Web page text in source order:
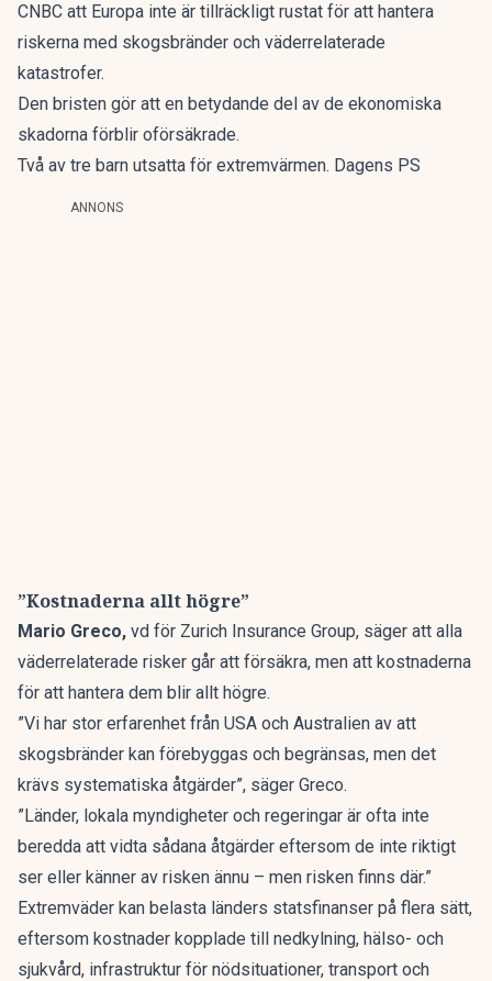
CNBC att Europa inte är tillräckligt rustat för att hantera
riskerna med skogsbränder och väderrelaterade
katastrofer.
Den bristen gör att en betydande del av de ekonomiska
skadorna förblir oförsäkrade.
Två av tre barn utsatta för extremvärmen. Dagens PS
ANNONS
”Kostnaderna allt högre”
Mario Greco, vd för Zurich Insurance Group, säger att alla
väderrelaterade risker går att försäkra, men att kostnaderna
för att hantera dem blir allt högre.
”Vi har stor erfarenhet från USA och Australien av att
skogsbränder kan förebyggas och begränsas, men det
krävs systematiska åtgärder”, säger Greco.
”Länder, lokala myndigheter och regeringar är ofta inte
beredda att vidta sådana åtgärder eftersom de inte riktigt
ser eller känner av risken ännu – men risken finns där.”
Extremväder kan belasta länders statsfinanser på flera sätt,
eftersom kostnader kopplade till nedkylning, hälso- och
sjukvård, infrastruktur för nödsituationer, transport och